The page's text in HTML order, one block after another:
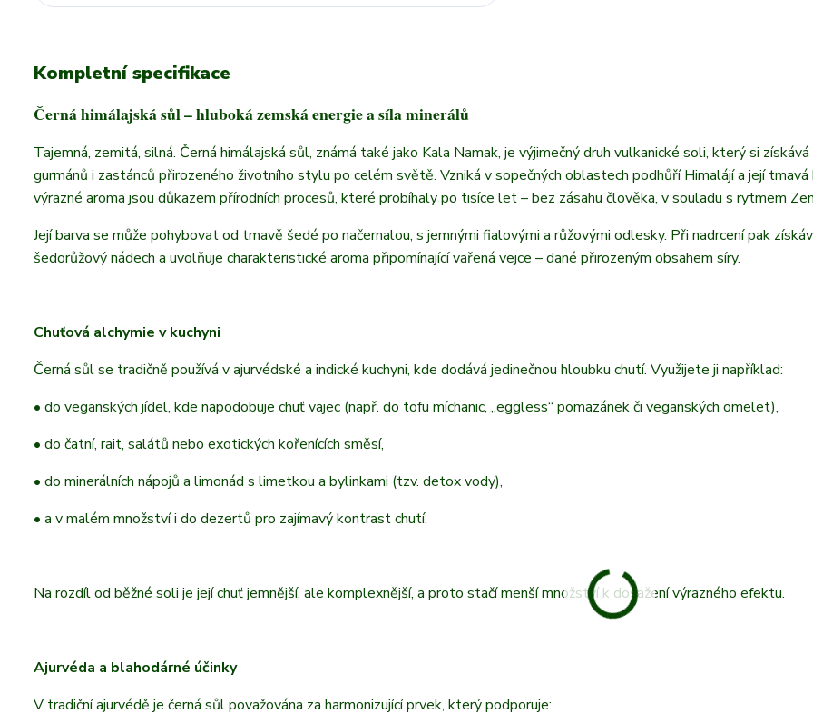
Kompletní specifikace
Černá himálajská sůl – hluboká zemská energie a síla minerálů
Tajemná, zemitá, silná. Černá himálajská sůl, známá také jako Kala Namak, je výjimečný druh vulkanické soli, který si získává
gurmánů i zastánců přirozeného životního stylu po celém světě. Vzniká v sopečných oblastech podhůří Himalájí a její tmavá
výrazné aroma jsou důkazem přírodních procesů, které probíhaly po tisíce let – bez zásahu člověka, v souladu s rytmem
Její barva se může pohybovat od tmavě šedé po načernalou, s jemnými fialovými a růžovými odlesky. Při nadrcení pak
šedorůžový nádech a uvolňuje charakteristické aroma připomínající vařená vejce – dané přirozeným obsahem síry.
Chuťová alchymie v kuchyni
Černá sůl se tradičně používá v ajurvédské a indické kuchyni, kde dodává jedinečnou hloubku chutí. Využijete ji například:
• do veganských jídel, kde napodobuje chuť vajec (např. do tofu míchanic, „eggless“ pomazánek či veganských omelet),
• do čatní, rait, salátů nebo exotických kořenících směsí,
• do minerálních nápojů a limonád s limetkou a bylinkami (tzv. detox vody),
• a v malém množství i do dezertů pro zajímavý kontrast chutí.
Na rozdíl od běžné soli je její chuť jemnější, ale komplexnější, a proto stačí menší množství k dosažení výrazného efektu.
Ajurvéda a blahodárné účinky
V tradiční ajurvédě je černá sůl považována za harmonizující prvek, který podporuje: